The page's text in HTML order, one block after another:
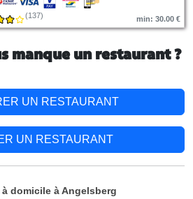
(137) min: 30.00 €
manque un restaurant ?
UN RESTAURANT
UN RESTAURANT
domicile à Angelsberg